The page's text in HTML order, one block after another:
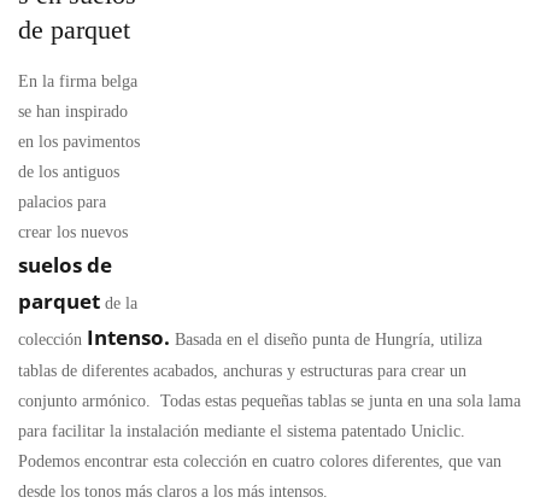
de parquet
En la firma belga
se han inspirado
en los pavimentos
de los antiguos
palacios para
crear los nuevos
suelos de
parquet de la
colección Intenso. Basada en el diseño punta de Hungría, utiliza
tablas de diferentes acabados, anchuras y estructuras para crear un
conjunto armónico. Todas estas pequeñas tablas se junta en una sola lama
para facilitar la instalación mediante el sistema patentado Uniclic.
Podemos encontrar esta colección en cuatro colores diferentes, que van
desde los tonos más claros a los más intensos.